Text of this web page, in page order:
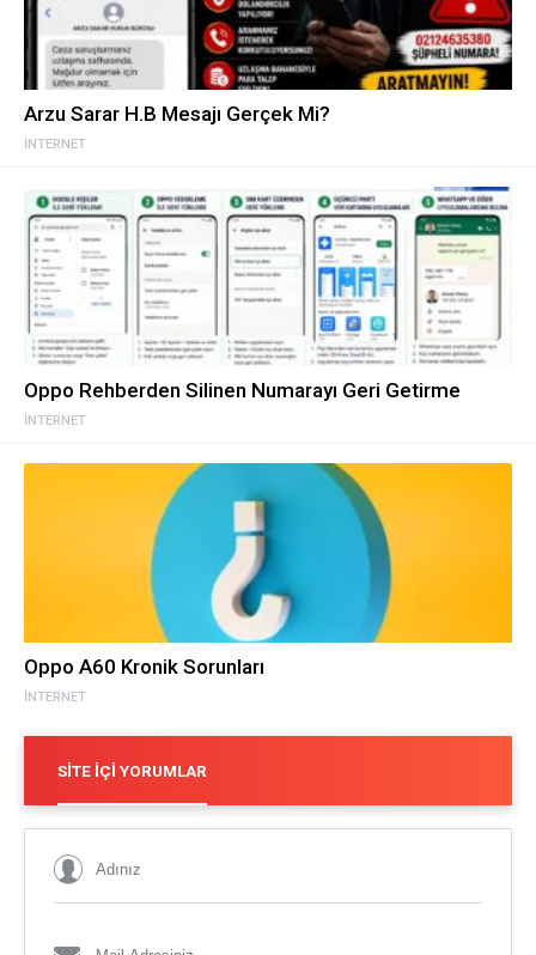
İNTERNET
Arzu Sarar H.B Mesajı Gerçek Mi?
İNTERNET
Oppo Rehberden Silinen Numarayı Geri Getirme
İNTERNET
Oppo A60 Kronik Sorunları
SITE İÇI YORUMLAR